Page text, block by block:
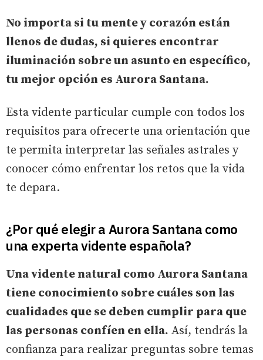
No importa si tu mente y corazón están
llenos de dudas, si quieres encontrar
iluminación sobre un asunto en específico,
tu mejor opción es Aurora Santana.
Esta vidente particular cumple con todos los
requisitos para ofrecerte una orientación que
te permita interpretar las señales astrales y
conocer cómo enfrentar los retos que la vida
te depara.
¿Por qué elegir a Aurora Santana como
una experta vidente española?
Una vidente natural como Aurora Santana
tiene conocimiento sobre cuáles son las
cualidades que se deben cumplir para que
las personas confíen en ella. Así, tendrás la
confianza para realizar preguntas sobre temas